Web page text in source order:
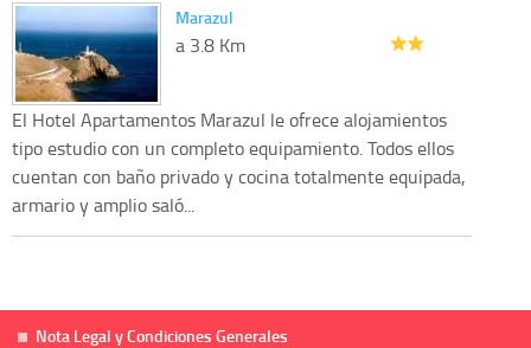
Marazul
a 3.8 Km
El Hotel Apartamentos Marazul le ofrece alojamientos
tipo estudio con un completo equipamiento. Todos ellos
cuentan con baño privado y cocina totalmente equipada,
armario y amplio saló...
Nota Legal y Condiciones Generales